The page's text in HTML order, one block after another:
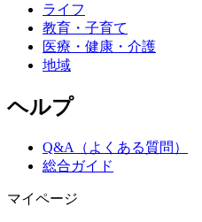
ライフ
教育・子育て
医療・健康・介護
地域
ヘルプ
Q&A（よくある質問）
総合ガイド
マイページ